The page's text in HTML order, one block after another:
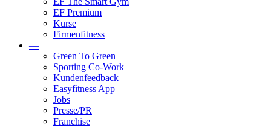
EF Premium
Kurse
Firmenfitness
—
Green To Green
Sporting Co-Work
Kundenfeedback
Easyfitness App
Jobs
Presse/PR
Franchise